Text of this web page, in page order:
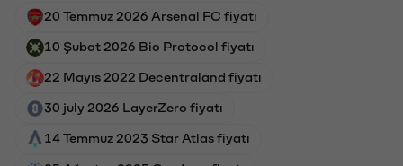
20 Temmuz 2026 Arsenal FC fiyatı
10 Şubat 2026 Bio Protocol fiyatı
22 Mayıs 2022 Decentraland fiyatı
30 july 2026 LayerZero fiyatı
14 Temmuz 2023 Star Atlas fiyatı